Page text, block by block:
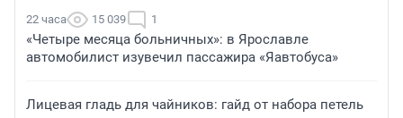
22 часа 15 039 1
«Четыре месяца больничных»: в Ярославле
автомобилист изувечил пассажира «Яавтобуса»
Лицевая гладь для чайников: гайд от набора петель